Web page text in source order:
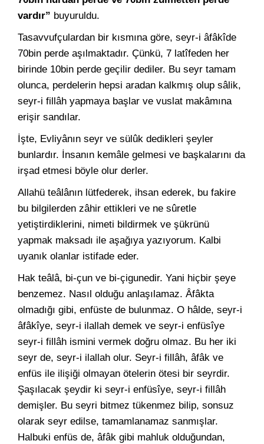
vardır” buyuruldu.
Tasavvufçulardan bir kısmına göre, seyr-i âfâkîde
70bin perde aşılmaktadır. Çünkü, 7 latîfeden her
birinde 10bin perde geçilir dediler. Bu seyr tamam
olunca, perdelerin hepsi aradan kalkmış olup sâlik,
seyr-i fillâh yapmaya başlar ve vuslat makâmına
erişir sandılar.
İşte, Evliyânın seyr ve sülûk dedikleri şeyler
bunlardır. İnsanın kemâle gelmesi ve başkalarını da
irşad etmesi böyle olur derler.
Allahü teâlânın lütfederek, ihsan ederek, bu fakire
bu bilgilerden zâhir ettikleri ve ne sûretle
yetiştirdiklerini, nimeti bildirmek ve şükrünü
yapmak maksadı ile aşağıya yazıyorum. Kalbi
uyanık olanlar istifade eder.
Hak teâlâ, bi-çun ve bi-çigunedir. Yani hiçbir şeye
benzemez. Nasıl olduğu anlaşılamaz. Âfâkta
olmadığı gibi, enfüste de bulunmaz. O hâlde, seyr-i
âfâkîye, seyr-i ilallah demek ve seyr-i enfüsîye
seyr-i fillâh ismini vermek doğru olmaz. Bu her iki
seyr de, seyr-i ilallah olur. Seyr-i fillâh, âfâk ve
enfüs ile ilişiği olmayan ötelerin ötesi bir seyrdir.
Şaşılacak şeydir ki seyr-i enfüsîye, seyr-i fillâh
demişler. Bu seyri bitmez tükenmez bilip, sonsuz
olarak seyr edilse, tamamlanamaz sanmışlar.
Halbuki enfüs de, âfâk gibi mahluk olduğundan,